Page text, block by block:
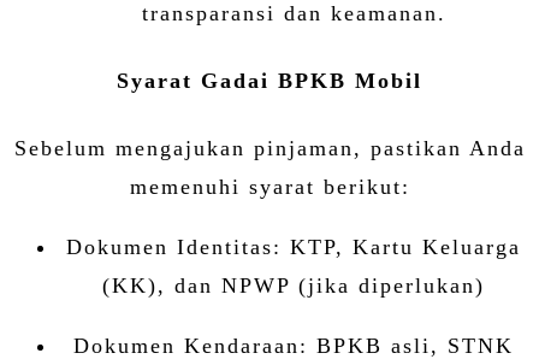
transparansi dan keamanan.
Syarat Gadai BPKB Mobil
Sebelum mengajukan pinjaman, pastikan Anda
memenuhi syarat berikut:
Dokumen Identitas: KTP, Kartu Keluarga
(KK), dan NPWP (jika diperlukan)
Dokumen Kendaraan: BPKB asli, STNK